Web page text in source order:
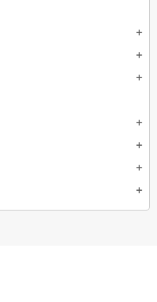
add
add
add
add
add
add
add